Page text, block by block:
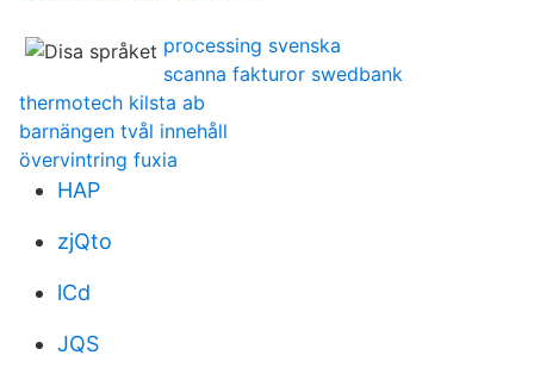
processing svenska
scanna fakturor swedbank
thermotech kilsta ab
barnängen tvål innehåll
övervintring fuxia
HAP
zjQto
lCd
JQS